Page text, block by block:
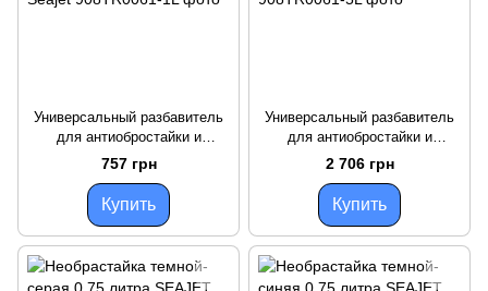
Универсальный разбавитель
для антиобростайки и
грунтовки SEAJET 011 1 литр
THINNER A для краски Seajet
757 грн
Купить
Универсальный разбавитель
для антиобростайки и
грунтовки SEAJET 011 5 л
THINNER A для лодок и
катеров
2 706 грн
Купить